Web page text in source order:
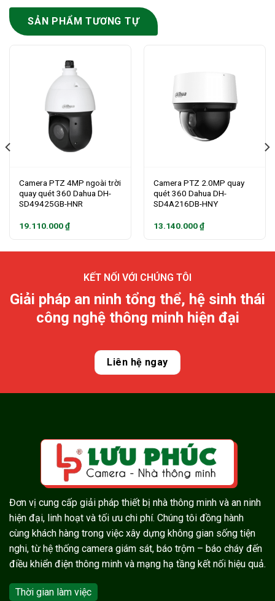
SẢN PHẨM TƯƠNG TỰ
Camera PTZ 4MP ngoài trời
quay quét 360 Dahua DH-
SD49425GB-HNR
19.110.000₫
Camera PTZ 2.0MP quay
quét 360 Dahua DH-
SD4A216DB-HNY
13.140.000₫
KẾT NỐI VỚI CHÚNG TÔI
Giải pháp an ninh tổng thể, hệ sinh thái
công nghệ thông minh hiện đại
Liên hệ ngay
Đơn vị cung cấp giải pháp thiết bị nhà thông minh và an ninh
hiện đại, linh hoạt và tối ưu chi phí. Chúng tôi đồng hành
cùng khách hàng trong việc xây dựng không gian sống tiện
nghi, từ hệ thống camera giám sát, báo trộm – báo cháy đến
điều khiển điện thông minh và mạng hạ tầng kết nối hiệu quả.
Thời gian làm việc